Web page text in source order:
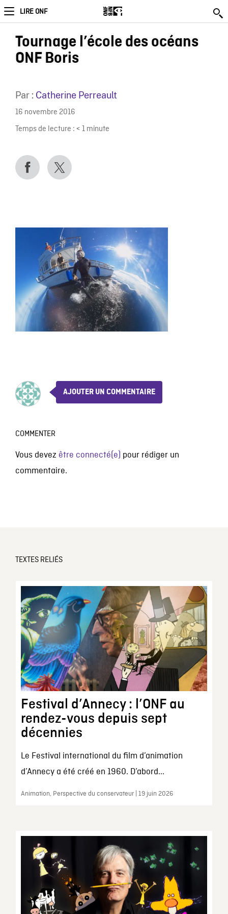
LIRE ONF
Tournage l’école des océans
ONF Boris
Par : Catherine Perreault
16 novembre 2016
Temps de lecture : < 1 minute
AJOUTER UN COMMENTAIRE
COMMENTER
Vous devez être connecté(e) pour rédiger un
commentaire.
TEXTES RELIÉS
Festival d’Annecy : l’ONF au
rendez-vous depuis sept
décennies
Le Festival international du film d’animation
d’Annecy a été créé en 1960. D’abord...
Animation, Perspective du conservateur | 19 juin 2026